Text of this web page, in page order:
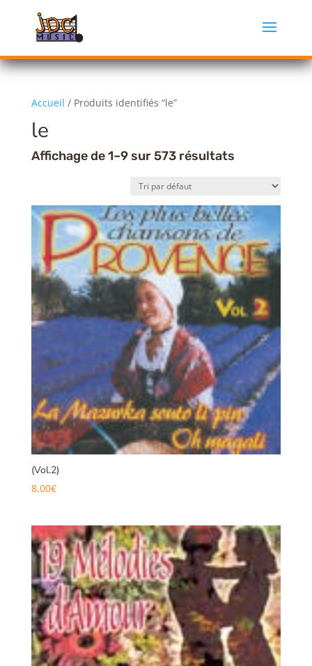
Accueil / Produits identifiés “le”
le
Affichage de 1–9 sur 573 résultats
(Vol.2)
8,00€